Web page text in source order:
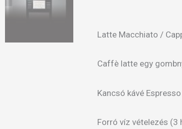
Latte Macchiato /
Caffè latte egy
Kancsó kávé
Forró víz vételezés